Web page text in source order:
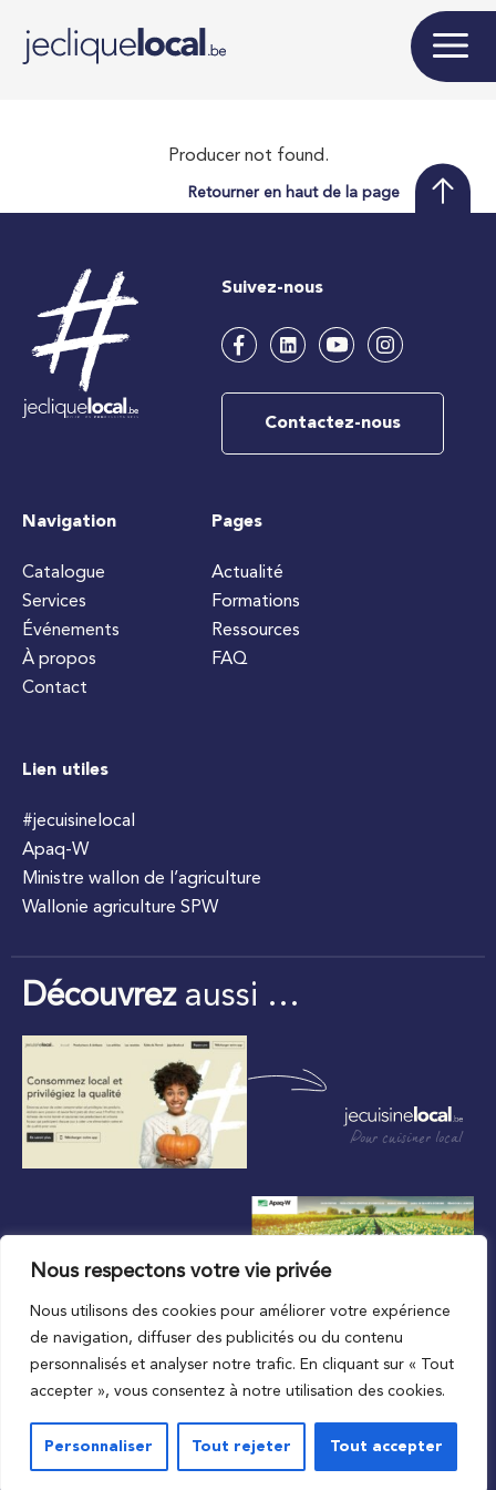
Nous respectons votre vie privée
Nous utilisons des cookies pour améliorer votre expérience
de navigation, diffuser des publicités ou du contenu
personnalisés et analyser notre trafic. En cliquant sur « Tout
accepter », vous consentez à notre utilisation des cookies.
Personnaliser Tout rejeter Tout accepter
Producer not found.
Retourner en haut de la page
Suivez-nous
Contactez-nous
Navigation
Catalogue
Services
Événements
À propos
Contact
Pages
Actualité
Formations
Ressources
FAQ
Lien utiles
#jecuisinelocal
Apaq-W
Ministre wallon de l’agriculture
Wallonie agriculture SPW
Découvrezaussi …
Pour cuisiner local
Au plus proche du local
Vie privée
Conditions de l’accord d’utilisation